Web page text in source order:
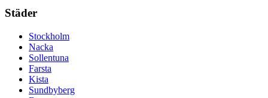
Städer
Stockholm
Nacka
Sollentuna
Farsta
Kista
Sundbyberg